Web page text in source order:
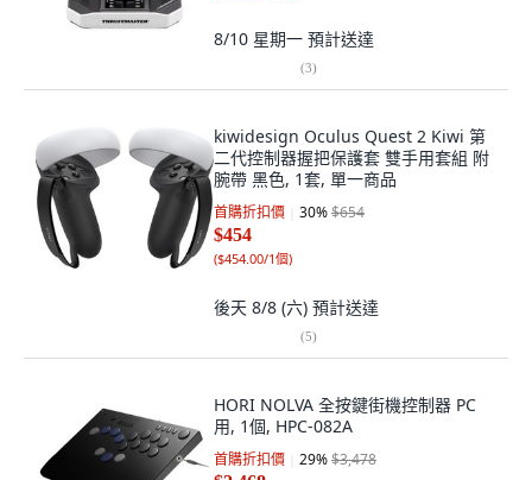
8/10 星期一 預計送達
(3)
kiwidesign Oculus Quest 2 Kiwi 第
二代控制器握把保護套 雙手用套組 附
腕帶 黑色, 1套, 單一商品
首購折扣價 30%$654
$454
($454.00/1個)
後天 8/8 (六) 預計送達
(5)
HORI NOLVA 全按鍵街機控制器 PC
用, 1個, HPC-082A
首購折扣價 29%$3,478